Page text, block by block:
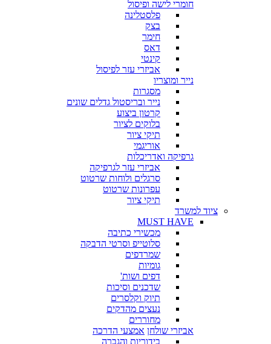
חומרי לישה ופיסול
פלסטלינה
בצק
חימר
דאס
קינטי
אביזרי עזר לפיסול
נייר ומוצריו
מסגרות
נייר ובריסטול גדלים שונים
קרטון ביצוע
בלוקים לציור
תיקי ציור
אוריגמי
גרפיקה ואדריכלות
אביזרי עזר לגרפיקה
סרגלים ולוחות שרטוט
עפרונות שרטוט
תיקי ציור
ציוד למשרד
MUST HAVE
מכשירי כתיבה
סלוטייפ וסרטי הדבקה
שמרדפים
גומיות
דפים ושות'
שדכנים וסיכות
תיוק וקלסרים
נעצים מהדקים
מחוררים
אביזרי שולחן אמצעי הדרכה
בידוריות והגברה